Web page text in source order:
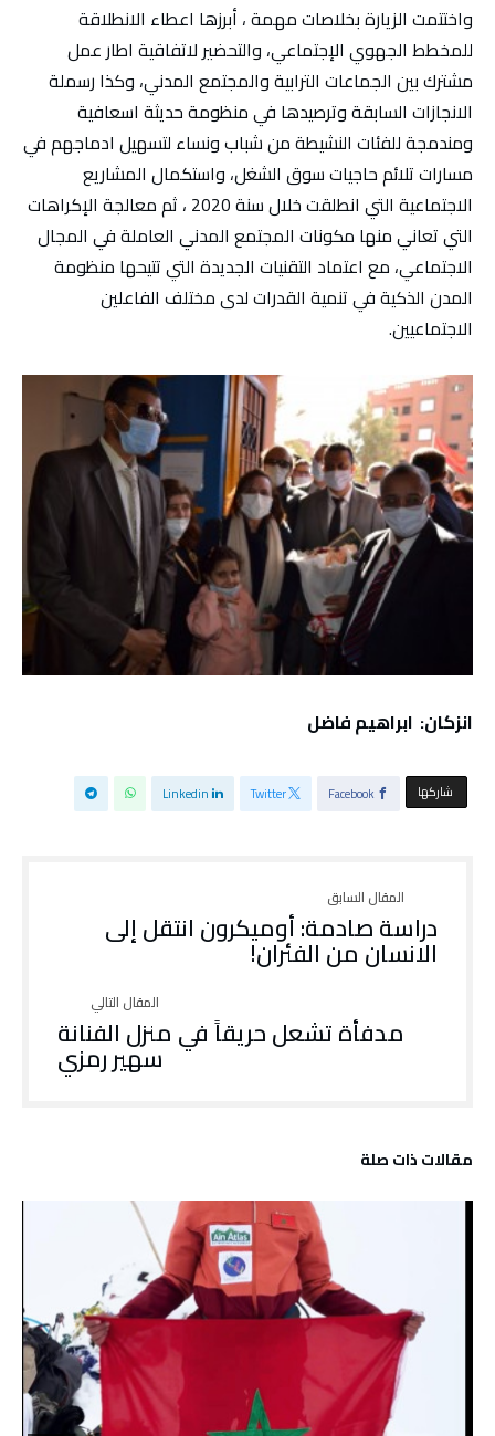
واختتمت الزيارة بخلاصات مهمة ، أبرزها اعطاء الانطلاقة
للمخطط الجهوي الإجتماعي، والتحضير لاتفاقية اطار عمل
مشترك بين الجماعات الترابية والمجتمع المدني، وكذا رسملة
الانجازات السابقة وترصيدها في منظومة حديثة اسعافية
ومندمجة للفئات النشيطة من شباب ونساء لتسهيل ادماجهم في
مسارات تلائم حاجيات سوق الشغل، واستكمال المشاريع
الاجتماعية التي انطلقت خلال سنة 2020 ، ثم معالجة الإكراهات
التي تعاني منها مكونات المجتمع المدني العاملة في المجال
الاجتماعي، مع اعتماد التقنيات الجديدة التي تتيحها منظومة
المدن الذكية في تنمية القدرات لدى مختلف الفاعلين
الاجتماعيين.
انزكان: ابراهيم فاضل
‫‫ شاركها‬ Facebook
Twitter
Linkedin
دراسة صادمة: أوميكرون انتقل إلى
الانسان من الفئران!
مدفأة تشعل حريقاً في منزل الفنانة
سهير رمزي
‫مقالات ذات صلة‬